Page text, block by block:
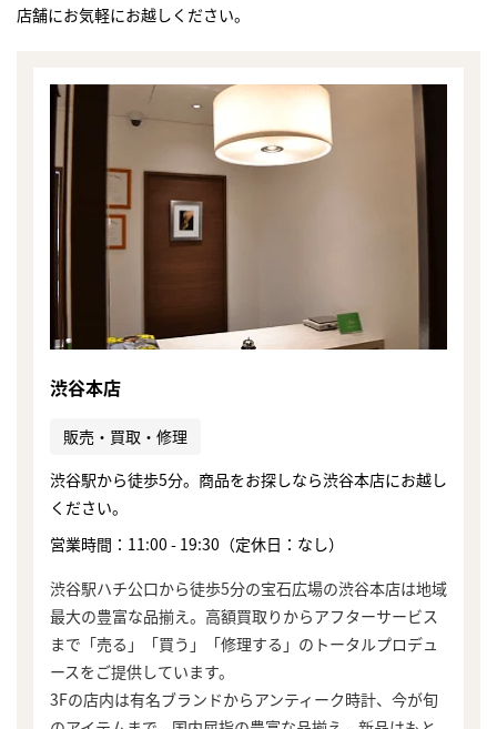
店舗にお気軽にお越しください。
渋谷本店
販売・買取・修理
渋谷駅から徒歩5分。商品をお探しなら渋谷本店にお越し
ください。
営業時間：11:00 - 19:30（定休日：なし）
渋谷駅ハチ公口から徒歩5分の宝石広場の渋谷本店は地域
最大の豊富な品揃え。高額買取りからアフターサービス
まで「売る」「買う」「修理する」のトータルプロデュ
ースをご提供しています。
3Fの店内は有名ブランドからアンティーク時計、今が旬